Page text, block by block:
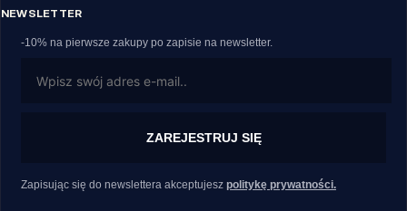
NEWSLETTER
-10% na pierwsze zakupy po zapisie na newsletter.
ZAREJESTRUJ SIĘ
Zapisując się do newslettera akceptujesz politykę prywatności.